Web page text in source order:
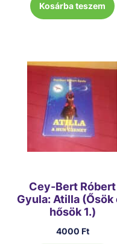
Kosárba teszem
Cey-Bert Róbert
Gyula: Atilla (Ősök
hősök 1.)
4000 Ft